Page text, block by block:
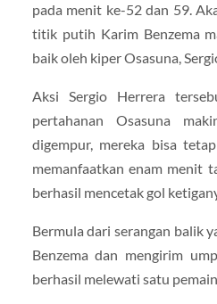
pada menit ke-52 dan 59.
titik putih Karim Benzema
baik oleh kiper Osasuna,
Aksi Sergio Herrera
pertahanan Osasuna
digempur, mereka bisa
memanfaatkan enam menit
berhasil mencetak gol
Bermula dari serangan balik
Benzema dan mengirim
berhasil melewati satu